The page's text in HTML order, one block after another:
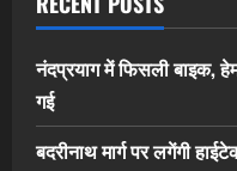
नंदप्रयाग में फिसली बाइक,
गई
बदरीनाथ मार्ग पर लगेंगी